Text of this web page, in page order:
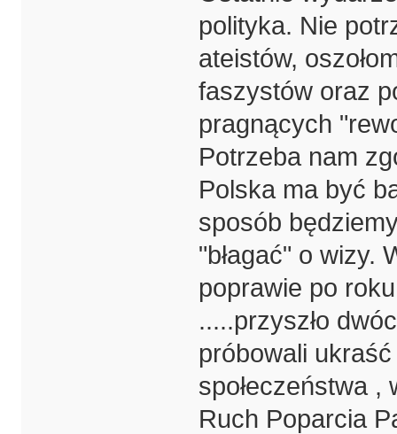
polityka. Nie
ateistów,
faszystów oraz
pragnących
Potrzeba nam
Polska ma być
sposób
"błagać" o wizy.
poprawie po
.....przyszło
próbowali
społeczeństwa
Ruch Poparcia